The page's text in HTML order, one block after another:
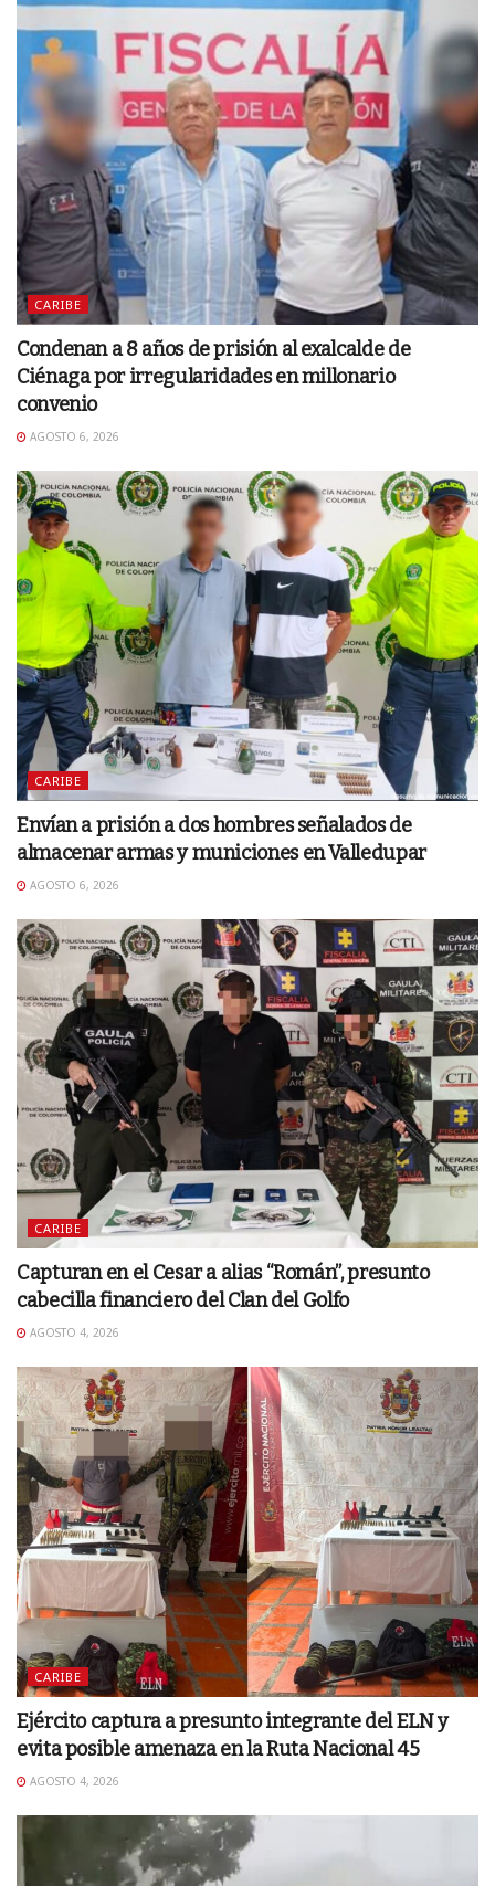
CARIBE
Condenan a 8 años de prisión al exalcalde de
Ciénaga por irregularidades en millonario
convenio
AGOSTO 6, 2026
CARIBE
Envían a prisión a dos hombres señalados de
almacenar armas y municiones en Valledupar
AGOSTO 6, 2026
CARIBE
Capturan en el Cesar a alias “Román”, presunto
cabecilla financiero del Clan del Golfo
AGOSTO 4, 2026
CARIBE
Ejército captura a presunto integrante del ELN y
evita posible amenaza en la Ruta Nacional 45
AGOSTO 4, 2026